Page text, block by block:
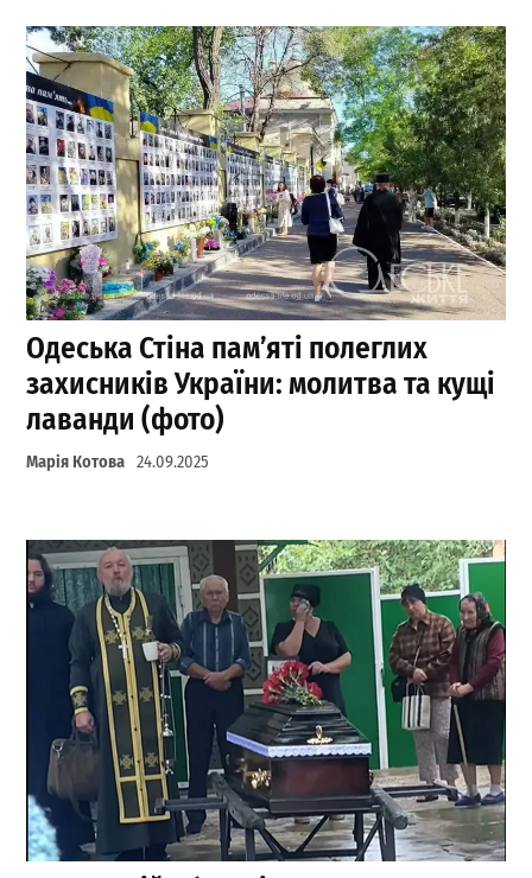
Одеська Стіна пам’яті полеглих
захисників України: молитва та кущі
лаванди (фото)
Марія Котова 24.09.2025